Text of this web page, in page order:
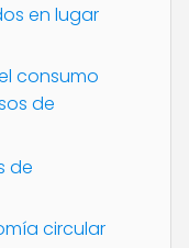
en lugar
consumo
de
de
circular